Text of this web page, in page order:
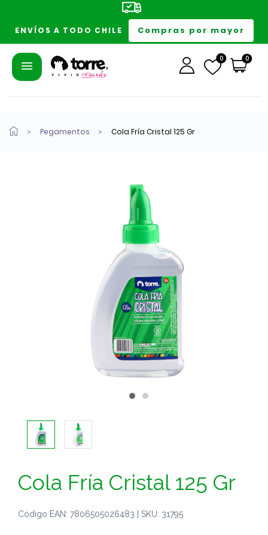
ENVÍOS A TODO CHILE Compras por mayor
0 0
Pegamentos Cola Fría Cristal 125 Gr
Cola Fría Cristal 125 Gr
Código EAN: 7806505026483 | SKU: 31795